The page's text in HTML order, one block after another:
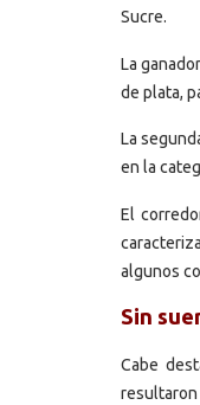
Sucre.
La
de plata,
La
en la
El
algunos
Sin
Cabe
resultaron